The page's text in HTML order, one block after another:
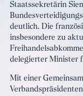
Staatssekretärin
deutlich. Die
insbesondere zu
delegierter Minister
Mit einer